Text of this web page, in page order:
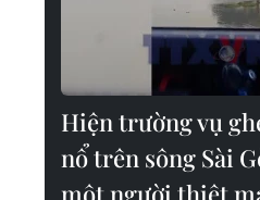
Hiện trường vụ
nổ trên sông Sài